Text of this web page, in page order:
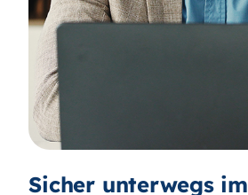
Sicher unterwegs im